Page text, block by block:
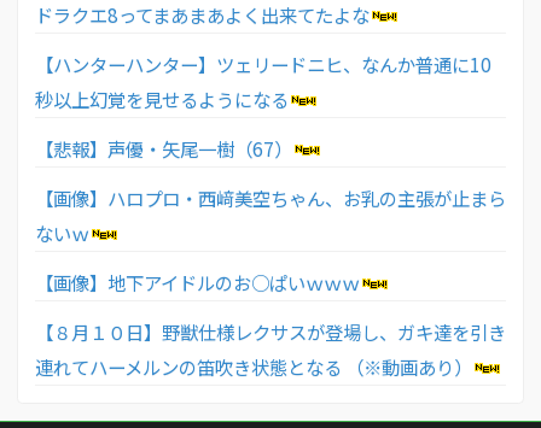
ドラクエ8ってまあまあよく出来てたよな
【ハンターハンター】ツェリードニヒ、なんか普通に10
秒以上幻覚を見せるようになる
【悲報】声優・矢尾一樹（67）
【画像】ハロプロ・西﨑美空ちゃん、お乳の主張が止まら
ないｗ
【画像】地下アイドルのお○ぱいｗｗｗ
【８月１０日】野獣仕様レクサスが登場し、ガキ達を引き
連れてハーメルンの笛吹き状態となる （※動画あり）